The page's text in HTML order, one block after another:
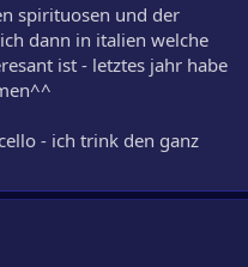
spirituosen und der
dann in italien welche
ist - letztes jahr habe
- ich trink den ganz